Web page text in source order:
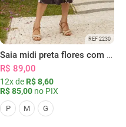
REF 2230
Saia midi preta flores com bolsos
R$ 89,00
12x de R$ 8,60
R$ 85,00 no PIX
P M G